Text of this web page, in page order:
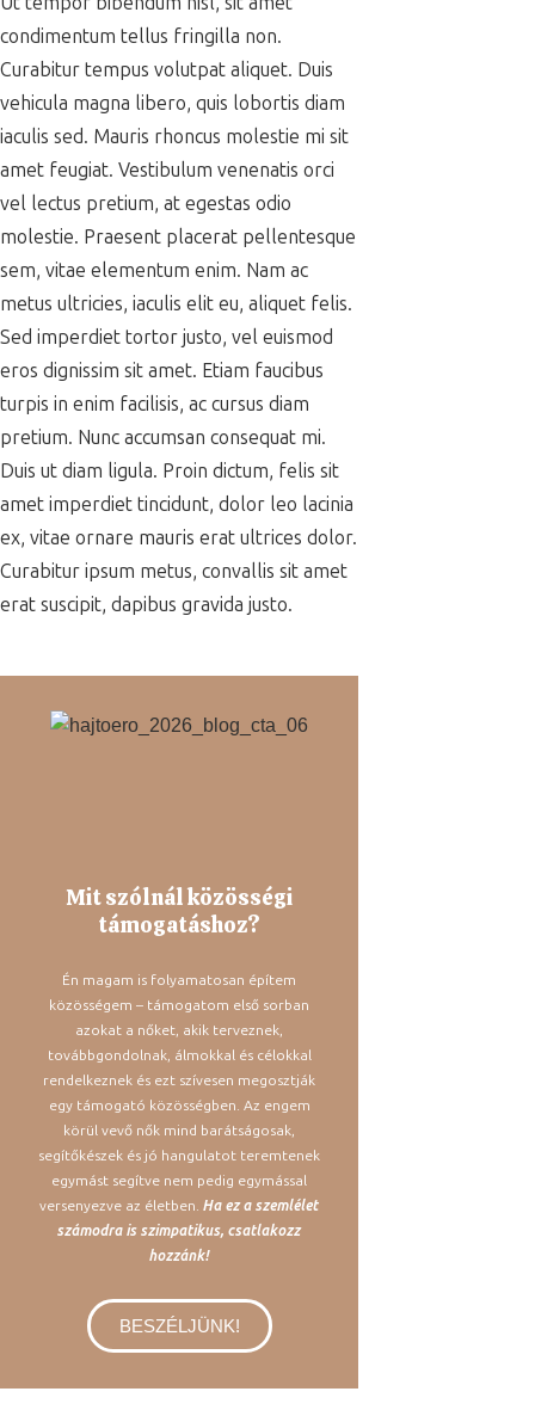
condimentum tellus fringilla non.
Curabitur tempus volutpat aliquet. Duis
vehicula magna libero, quis lobortis diam
iaculis sed. Mauris rhoncus molestie mi sit
amet feugiat. Vestibulum venenatis orci
vel lectus pretium, at egestas odio
molestie. Praesent placerat pellentesque
sem, vitae elementum enim. Nam ac
metus ultricies, iaculis elit eu, aliquet felis.
Sed imperdiet tortor justo, vel euismod
eros dignissim sit amet. Etiam faucibus
turpis in enim facilisis, ac cursus diam
pretium. Nunc accumsan consequat mi.
Duis ut diam ligula. Proin dictum, felis sit
amet imperdiet tincidunt, dolor leo lacinia
ex, vitae ornare mauris erat ultrices dolor.
Curabitur ipsum metus, convallis sit amet
erat suscipit, dapibus gravida justo.
Mit szólnál közösségi
támogatáshoz?
Én magam is folyamatosan építem
közösségem – támogatom első sorban
azokat a nőket, akik terveznek,
továbbgondolnak, álmokkal és célokkal
rendelkeznek és ezt szívesen megosztják
egy támogató közösségben. Az engem
körül vevő nők mind barátságosak,
segítőkészek és jó hangulatot teremtenek
egymást segítve nem pedig egymással
versenyezve az életben. Ha ez a szemlélet
számodra is szimpatikus, csatlakozz
hozzánk!
BESZÉLJÜNK!